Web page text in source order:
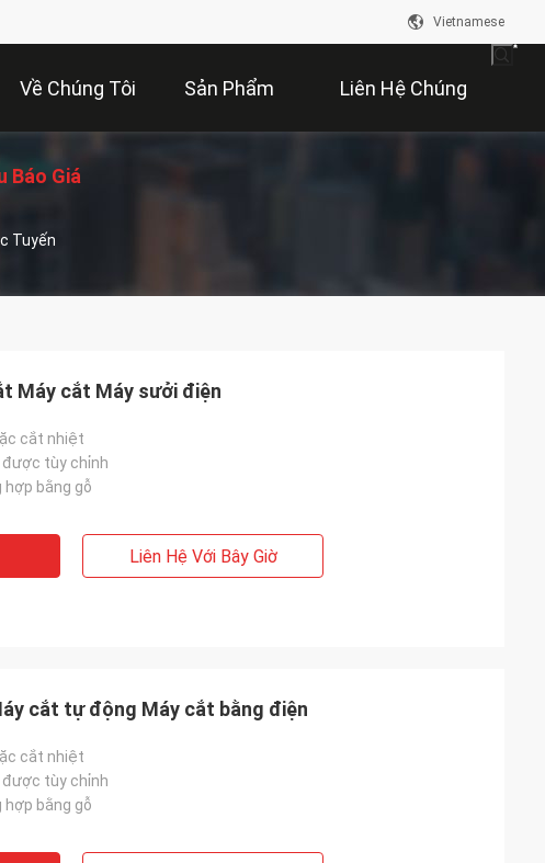
Vietnamese
Về Chúng Tôi Sản Phẩm Liên Hệ Chúng
Báo Giá
Tuyến
Máy cắt Máy sưởi điện
cắt nhiệt
được tùy chỉnh
bằng gỗ
Liên Hệ Với Bây Giờ
cắt tự động Máy cắt bằng điện
cắt nhiệt
được tùy chỉnh
bằng gỗ